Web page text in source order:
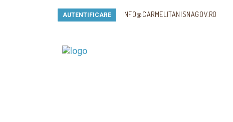
AUTENTIFICARE INFO@CARMELITANISNAGOV.RO